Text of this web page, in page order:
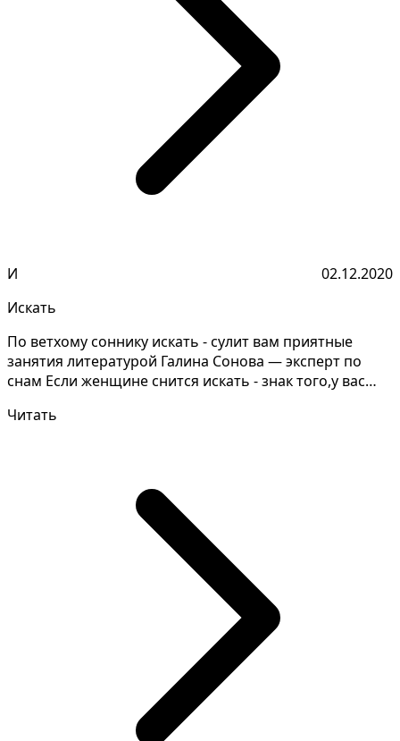
И
02.12.2020
Искать
По ветхому соннику искать - сулит вам приятные
занятия литературой Галина Сонова — эксперт по
снам Если женщине снится искать - знак того,у вас
Читать